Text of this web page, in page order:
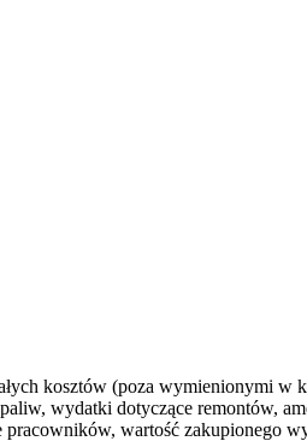
kosztów (poza wymienionymi
wydatki dotyczące remontów,
wartość zakupionego